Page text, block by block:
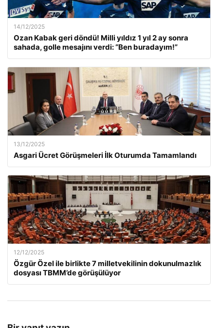
14/12/2025
Ozan Kabak geri döndü! Milli yıldız 1 yıl 2 ay sonra
sahada, golle mesajını verdi: “Ben buradayım!”
13/12/2025
Asgari Ücret Görüşmeleri İlk Oturumda Tamamlandı
12/12/2025
Özgür Özel ile birlikte 7 milletvekilinin dokunulmazlık
dosyası TBMM’de görüşülüyor